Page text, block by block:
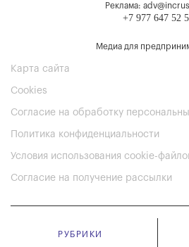
Реклама:
+7 977 647 52
Медиа для
Карта сайта
Cookies
Согласие на обработку
Политика конфиденциальности
Условия использования cookie-
Согласие на получение рассылки
РУБРИКИ